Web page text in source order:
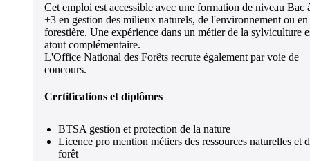
Cet emploi est accessible avec une formation de niveau Bac
+3 en gestion des milieux naturels, de l'environnement ou
forestière. Une expérience dans un métier de la sylviculture
atout complémentaire.
L'Office National des Forêts recrute également par voie de
concours.
Certifications et diplômes
BTSA gestion et protection de la nature
Licence pro mention métiers des ressources naturelles et
forêt